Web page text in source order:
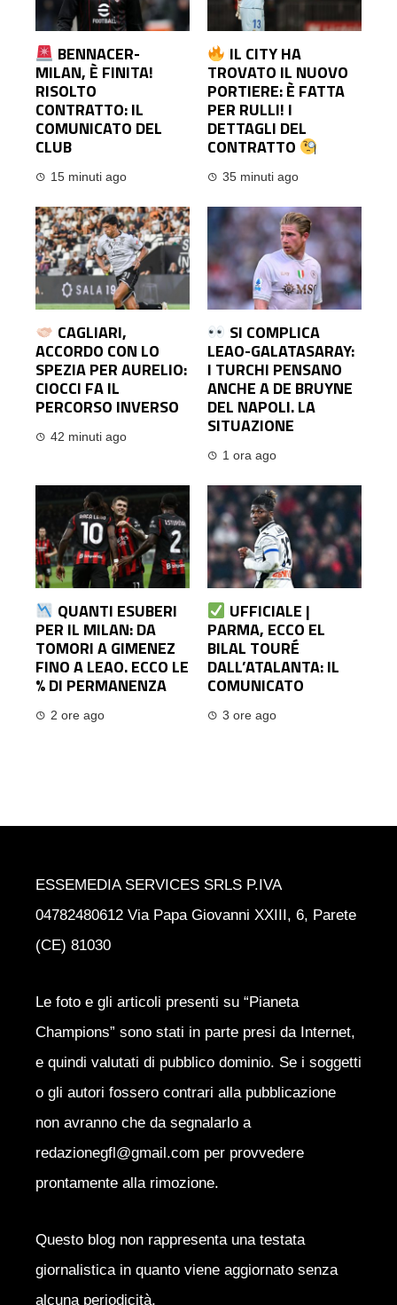
BENNACER-
MILAN, È FINITA!
RISOLTO
CONTRATTO: IL
COMUNICATO DEL
CLUB
15 minuti ago
IL CITY HA
TROVATO IL NUOVO
PORTIERE: È FATTA
PER RULLI! I
DETTAGLI DEL
CONTRATTO
35 minuti ago
CAGLIARI,
ACCORDO CON LO
SPEZIA PER AURELIO:
CIOCCI FA IL
PERCORSO INVERSO
42 minuti ago
SI COMPLICA
LEAO-GALATASARAY:
I TURCHI PENSANO
ANCHE A DE BRUYNE
DEL NAPOLI. LA
SITUAZIONE
1 ora ago
QUANTI ESUBERI
PER IL MILAN: DA
TOMORI A GIMENEZ
FINO A LEAO. ECCO LE
% DI PERMANENZA
2 ore ago
UFFICIALE |
PARMA, ECCO EL
BILAL TOURÉ
DALL’ATALANTA: IL
COMUNICATO
3 ore ago
ESSEMEDIA SERVICES SRLS P.IVA
04782480612 Via Papa Giovanni XXIII, 6, Parete
(CE) 81030
Le foto e gli articoli presenti su “Pianeta
Champions” sono stati in parte presi da Internet,
e quindi valutati di pubblico dominio. Se i soggetti
o gli autori fossero contrari alla pubblicazione
non avranno che da segnalarlo a
redazionegfl@gmail.com per provvedere
prontamente alla rimozione.
Questo blog non rappresenta una testata
giornalistica in quanto viene aggiornato senza
alcuna periodicità.